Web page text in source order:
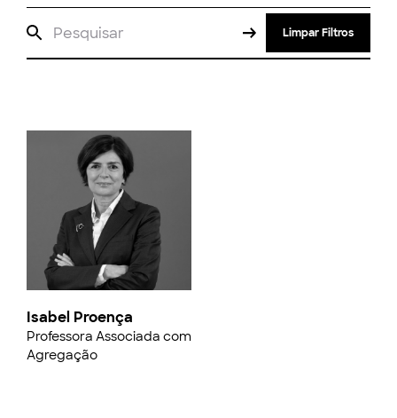
Limpar Filtros
Isabel Proença
Professora Associada com
Agregação